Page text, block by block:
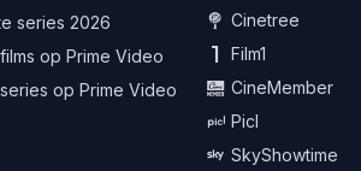
series 2026
op Prime Video
op Prime Video
Cinetree
Film1
CineMember
Picl
SkyShowtime